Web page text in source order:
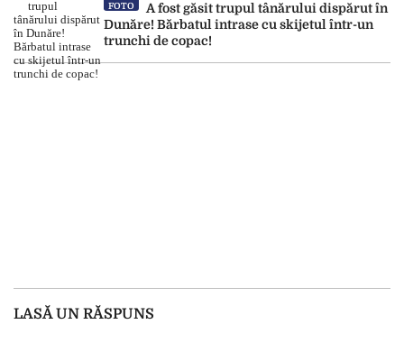
FOTO
A fost găsit trupul tânărului dispărut în
Dunăre! Bărbatul intrase cu skijetul într-un
trunchi de copac!
LASĂ UN RĂSPUNS